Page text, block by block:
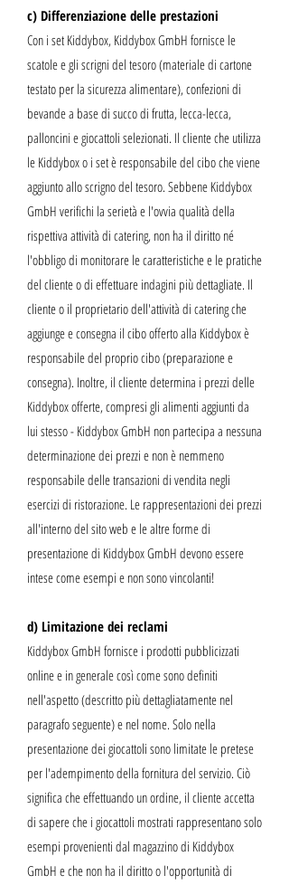
c) Differenziazione delle prestazioni
Con i set Kiddybox, Kiddybox GmbH fornisce le
scatole e gli scrigni del tesoro (materiale di cartone
testato per la sicurezza alimentare), confezioni di
bevande a base di succo di frutta, lecca-lecca,
palloncini e giocattoli selezionati. Il cliente che utilizza
le Kiddybox o i set è responsabile del cibo che viene
aggiunto allo scrigno del tesoro. Sebbene Kiddybox
GmbH verifichi la serietà e l'ovvia qualità della
rispettiva attività di catering, non ha il diritto né
l'obbligo di monitorare le caratteristiche e le pratiche
del cliente o di effettuare indagini più dettagliate. Il
cliente o il proprietario dell'attività di catering che
aggiunge e consegna il cibo offerto alla Kiddybox è
responsabile del proprio cibo (preparazione e
consegna). Inoltre, il cliente determina i prezzi delle
Kiddybox offerte, compresi gli alimenti aggiunti da
lui stesso - Kiddybox GmbH non partecipa a nessuna
determinazione dei prezzi e non è nemmeno
responsabile delle transazioni di vendita negli
esercizi di ristorazione. Le rappresentazioni dei prezzi
all'interno del sito web e le altre forme di
presentazione di Kiddybox GmbH devono essere
intese come esempi e non sono vincolanti!
d) Limitazione dei reclami
Kiddybox GmbH fornisce i prodotti pubblicizzati
online e in generale così come sono definiti
nell'aspetto (descritto più dettagliatamente nel
paragrafo seguente) e nel nome. Solo nella
presentazione dei giocattoli sono limitate le pretese
per l'adempimento della fornitura del servizio. Ciò
significa che effettuando un ordine, il cliente accetta
di sapere che i giocattoli mostrati rappresentano solo
esempi provenienti dal magazzino di Kiddybox
GmbH e che non ha il diritto o l'opportunità di